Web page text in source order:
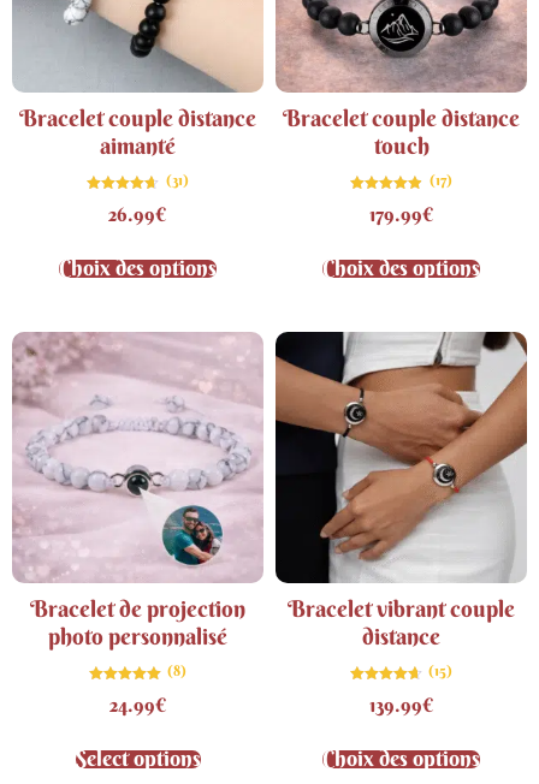
Bracelet couple distance
aimanté
4.61
sur 5
(31)
26.99€
Choix des options
Bracelet couple distance
touch
4.82
sur 5
(17)
179.99€
Choix des options
Bracelet de projection
photo personnalisé
5.00
sur 5
(8)
24.99€
Select options
Bracelet vibrant couple
distance
4.67
sur 5
(15)
139.99€
Choix des options